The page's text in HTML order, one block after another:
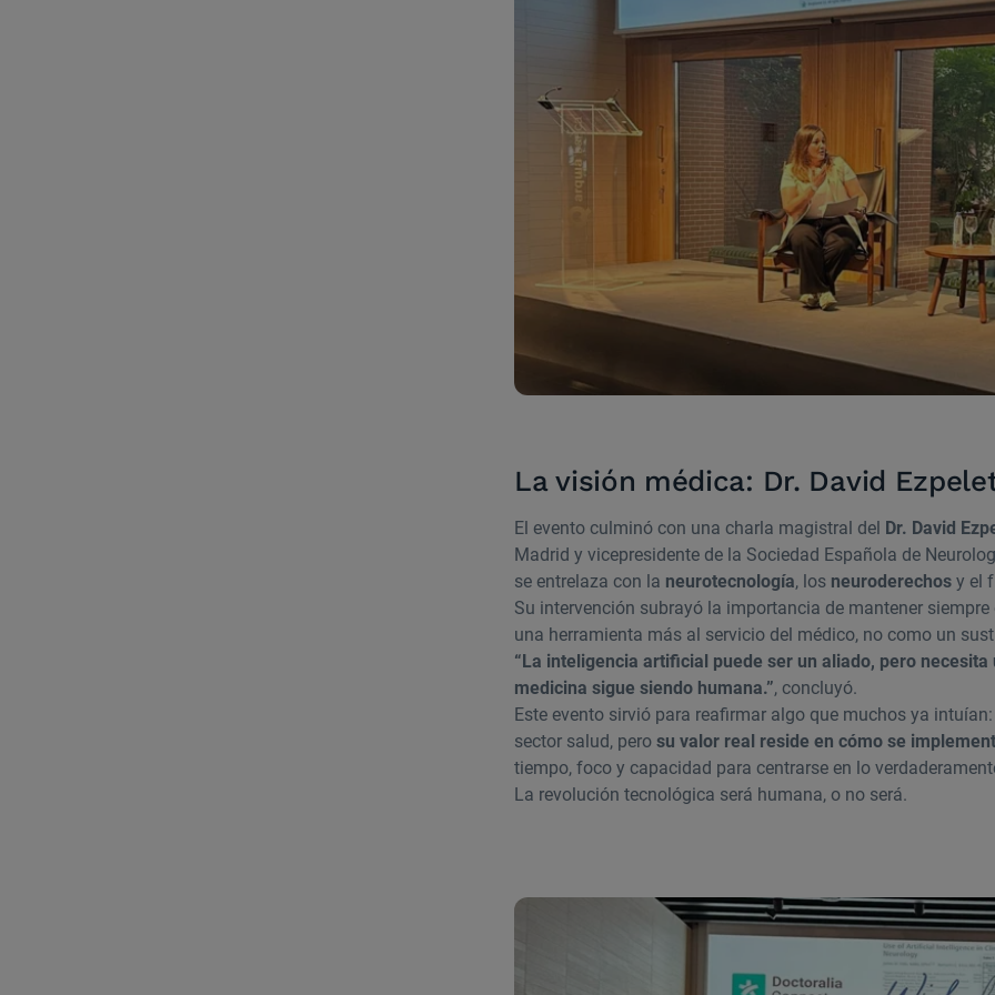
La visión médica: Dr. David
El evento culminó con una charla magistral del Dr. David
Madrid y vicepresidente de la Sociedad Española de
se entrelaza con la neurotecnología, los neuroderechos y el
Su intervención subrayó la importancia de mantener
una herramienta más al servicio del médico, no como un
“La inteligencia artificial puede ser un aliado, pero
medicina sigue siendo humana.”, concluyó.
Este evento sirvió para reafirmar algo que muchos ya
sector salud, pero su valor real reside en cómo se
tiempo, foco y capacidad para centrarse en lo
La revolución tecnológica será humana, o no será.